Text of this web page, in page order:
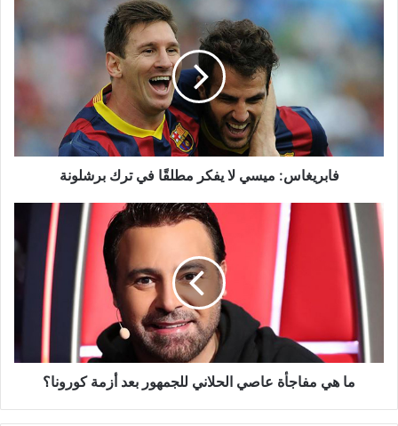
فابريغاس:
ميسي
يفكر
مطلقًا
برشلونة
فابريغاس: ميسي لا يفكر مطلقًا في ترك برشلونة
ما
هي
مفاجأة
عاصي
الحلاني
للجمهور
أزمة
كورونا؟
ما هي مفاجأة عاصي الحلاني للجمهور بعد أزمة كورونا؟